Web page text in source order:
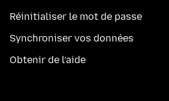
Réinitialiser le mot de passe
Synchroniser vos données
Obtenir de l’aide